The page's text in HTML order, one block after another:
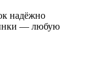
надёжно
— любую